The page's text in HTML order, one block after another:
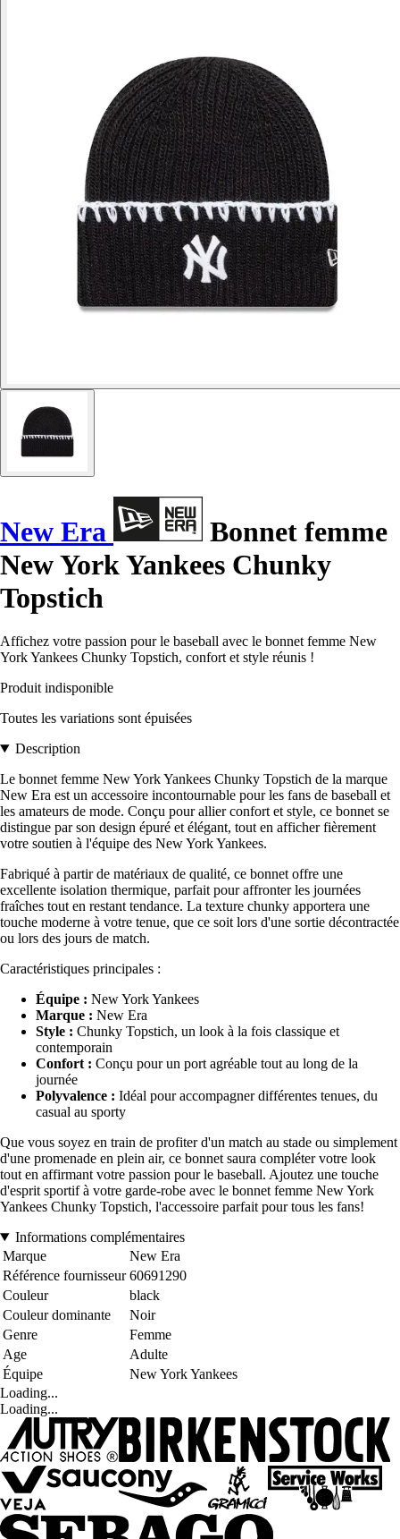
New Era
Bonnet femme
New York Yankees Chunky
Topstich
Affichez votre passion pour le baseball avec le bonnet femme New
York Yankees Chunky Topstich, confort et style réunis !
Produit indisponible
Toutes les variations sont épuisées
Description
Le bonnet femme New York Yankees Chunky Topstich de la marque
New Era est un accessoire incontournable pour les fans de baseball et
les amateurs de mode. Conçu pour allier confort et style, ce bonnet se
distingue par son design épuré et élégant, tout en afficher fièrement
votre soutien à l'équipe des New York Yankees.
Fabriqué à partir de matériaux de qualité, ce bonnet offre une
excellente isolation thermique, parfait pour affronter les journées
fraîches tout en restant tendance. La texture chunky apportera une
touche moderne à votre tenue, que ce soit lors d'une sortie décontractée
ou lors des jours de match.
Caractéristiques principales :
Équipe : New York Yankees
Marque : New Era
Style : Chunky Topstich, un look à la fois classique et
contemporain
Confort : Conçu pour un port agréable tout au long de la
journée
Polyvalence : Idéal pour accompagner différentes tenues, du
casual au sporty
Que vous soyez en train de profiter d'un match au stade ou simplement
d'une promenade en plein air, ce bonnet saura compléter votre look
tout en affirmant votre passion pour le baseball. Ajoutez une touche
d'esprit sportif à votre garde-robe avec le bonnet femme New York
Yankees Chunky Topstich, l'accessoire parfait pour tous les fans!
Informations complémentaires
Marque
New Era
Référence fournisseur 60691290
Couleur
black
Couleur dominante
Noir
Genre
Femme
Age
Adulte
Équipe
New York Yankees
Loading...
Loading...